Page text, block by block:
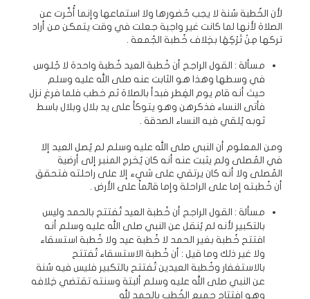
لأن الخُطبة سُنة لا يجب حُضورها ولا استماعها وإنما أُخِّرت عن
الصلاة لأنها لما كانت غير واجبة جعلت في وقت يتمكن من أراد
تركها مِنْ تَرْكِهَا بخِلاف خُطبة الجُمعة .
مسألة : القول الراجح أن خُطبة العيد خُطبة واحدة لا جُلوس
في وسطها وهذا هو الثابت عنه صلى الله عليه وسلم
حيث أنه قام يوم الفِطر فبدأ بالصلاة ثم خطب فلما فرغ نزل
فأتى النساء فذكرهن وهو يتوكأ على يد بلال وبلال باسط
ثوبه يُلقي فيه النساء الصدقة .
ومن المعلوم أن النبي صلى الله عليه وسلم لم يُصل العيد إلا
في المُصلى ولم يثبت عنه أنه كان يُخرج المنبر إلى أرضية
المُصلى ولا أنه كان يرتقي على شيء إلا على راحلته فتحقق
أن خُطبته إما على الراحلة وإما قائماً على الأرض .
مسألة : القول الراجح أن خُطبة العيد تُفتتح بالحمد وليس
بالتكبير لأنه لم يُنقل عن النبي صلى الله عليه وسلم أنه
افتتح خُطبة بغير الحمد لا خُطبة عيد ولا خُطبة استسقاء
ولا غير ذلك وما قيل : أن خُطبة الاستسقاء تُفتتح
بالاستغفار وخُطبة العيدين تُفتتح بالتكبير فليس فيه سُنة
عن النبي صلى الله عليه وسلم ألبتة وسنته تقتضي خِلافه
وهو افتتاح جميع الخُطب بالحمد لله